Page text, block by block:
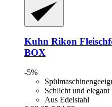
Kuhn Rikon
BOX
-5%
Schlicht und elegant
Aus Edelstahl